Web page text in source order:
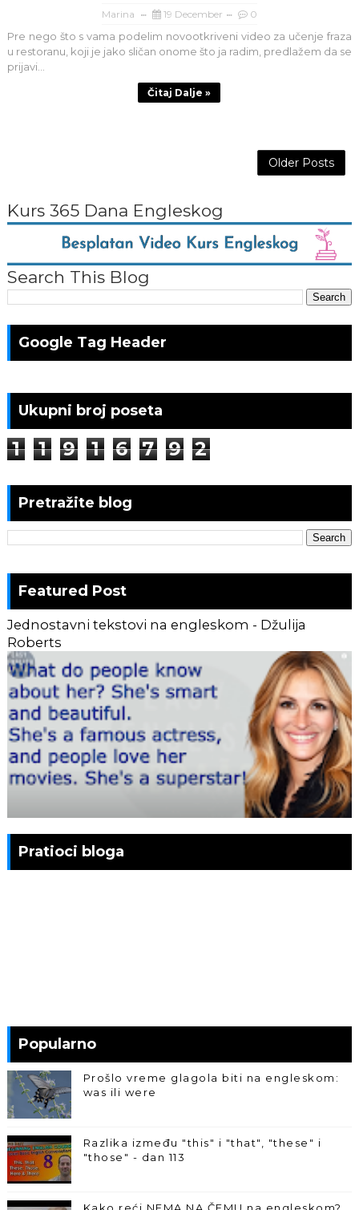
Marina 19 December 0
Pre nego što s vama podelim novootkriveni video za učenje fraza
u restoranu, koji je jako sličan onome što ja radim, predlažem da se
prijavi...
Čitaj Dalje »
Older Posts
Kurs 365 Dana Engleskog
Search This Blog
Google Tag Header
Ukupni broj poseta
1 1 9 1 6 7 9 2
Pretražite blog
Featured Post
Jednostavni tekstovi na engleskom - Džulija
Roberts
Pratioci bloga
Popularno
Prošlo vreme glagola biti na engleskom:
was ili were
Razlika između "this" i "that", "these" i
"those" - dan 113